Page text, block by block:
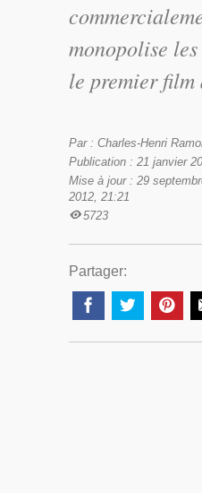
monopolise
le premier film
Par : Charles-Henri
Publication : 21 janvier
Mise à jour : 29
2012, 21:21
5723
Partager: